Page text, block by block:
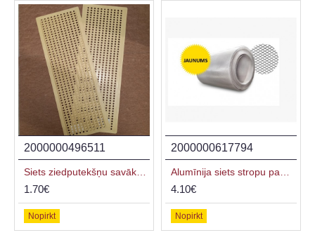
2000000496511
1.70€
Nopirkt
2000000617794
4.10€
Nopirkt